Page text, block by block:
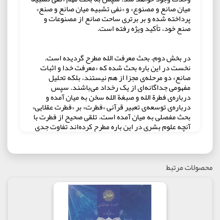
میان صانع و مصنوع» و «نفی تشبیه میان صانع و صنع»
پرداخته شده و بر برتری ساحت صانع از مصنوعات و
صنع خود، تأکید ویژه رفته است.
در بخش دوم، بحث معرفت الله مطرح گردیده است.
نخست در این باره بحث شده که «معرفت خدا و اثبات
صانع» دو مرحله‌ی مجزا از هم نیستند، بلکه تحلیل
مفهومی جداگانه‌ای از یک رخداد می‌باشند. سپس
درباره‌ی فطرة الله و صبغة الله سخن به میان آمده و
درباره‌ی توسعه‌ی تعبیر قرآنی «فطرت» بر «فطرت عقلایی»
بحث مفصلی به میان آمده است. تلقی صحیح از فطرت با
آنچه علوم بشری در این باره مطرح کرده‌اند تفاوت جدی
دارد. به همین خاطر سه نظریه از طرف‌داران علوم بشری
در قسمت بعدی، پیرامون ویژگی‌های معرفت خدا سخن
به میان آمده. به همین منظور استعمالات مختلف لغت
«معرفت» بررسی شده و سپس سیمای تابناک معرفت خدا
در آینه‌ی حدیث عمیق توحید مفضل به نمایش گذارده
شده است. حاصل این بحث، «معرفت ولهی» یا «معرفت در
محصولات مرتبط